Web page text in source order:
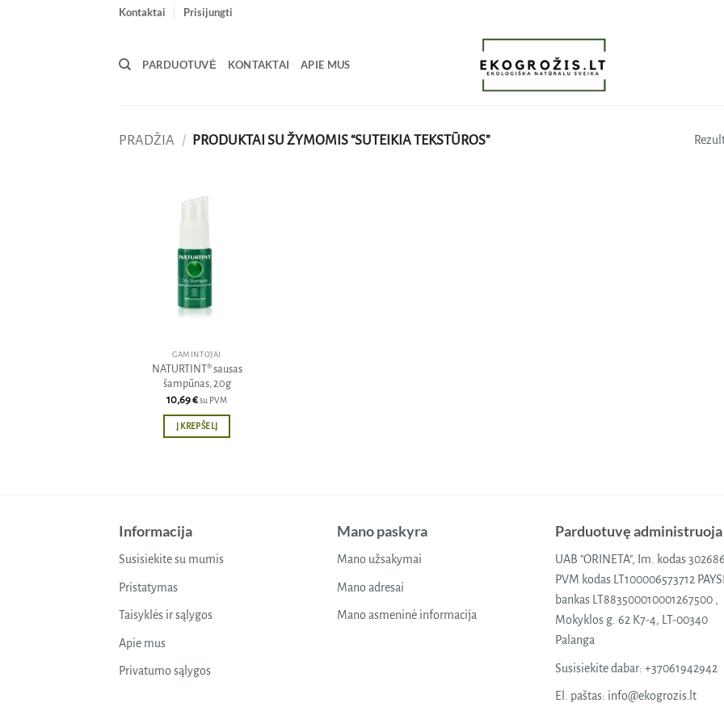
Kontaktai Prisijungti
PARDUOTUVĖ KONTAKTAI APIE MUS
PRADŽIA / PRODUKTAI SU ŽYMOMIS “SUTEIKIA TEKSTŪROS”
GAMINTOJAI
NATURTINT® sausas
šampūnas, 20g
10,69€su PVM
Į KREPŠELĮ
Informacija
Susisiekite su mumis
Pristatymas
Taisyklės ir sąlygos
Apie mus
Privatumo sąlygos
Mano paskyra
Mano užsakymai
Mano adresai
Mano asmeninė informacija
Parduotuvę administruoja
UAB "ORINETA", Im. kodas
PVM kodas LT100006573712
bankas LT883500010001267500 ,
Mokyklos g. 62 K7-4, LT-00340
Palanga
Susisiekite dabar: +37061942942
El. paštas: info@ekogrozis.lt